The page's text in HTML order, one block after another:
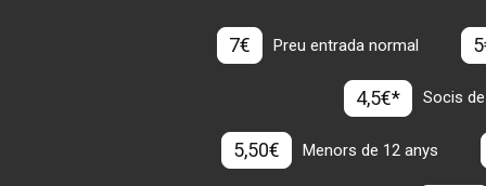
7€ Preu entrada normal
4,5€* Socis
5,50€ Menors de 12 anys